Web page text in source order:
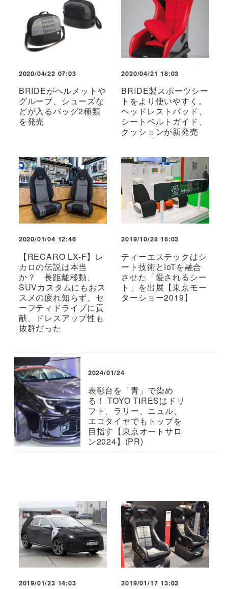
2020/04/22 07:03
BRIDEがヘルメットや
グルーブ、シューズな
どが入るバッグ2種類
を発売
2020/04/21 18:03
BRIDE製スポーツシー
トをより使いやすく。
ヘッドレストパッド、
シートベルトガイド、
クッションが新発売
2020/01/04 12:46
【RECARO LX-F】レ
カロの伝説は本当
か？ 長距離移動、
SUVカスタムにもおス
スメの疲れ知らず、セ
ーフティドライブに貢
献、ドレスアップ性も
抜群だった
2019/10/28 16:03
ティーエステックはシ
ート技術とIoTを融合
させた「愛されるシー
ト」を出展【東京モー
ターショー2019】
2024/01/24
表彰台を「青」で染め
る！ TOYO TIRESはドリ
フト、ラリー、ニュル、
エコタイヤでもトップを
目指す【東京オートサロ
ン2024】(PR)
2019/01/23 14:03 2019/01/17 13:03